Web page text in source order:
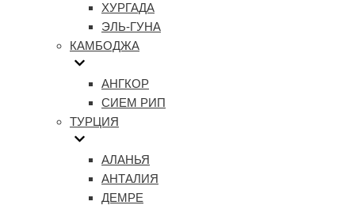
ХУРГАДА
ЭЛЬ-ГУНА
КАМБОДЖА
АНГКОР
СИЕМ РИП
ТУРЦИЯ
АЛАНЬЯ
АНТАЛИЯ
ДЕМРЕ